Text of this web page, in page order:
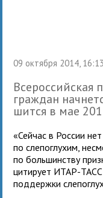
09 октября 2014, 16:13
Всероссийская
граж­дан
шится в мае
«Сейчас в России
по сле­по­глу­хим,
по боль­шин­ству
цити­рует ИТАР-
под­держки